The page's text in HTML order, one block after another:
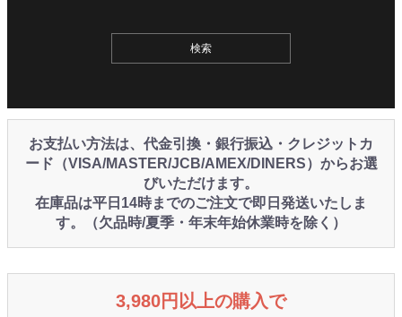
お支払い方法は、代金引換・銀行振込・クレジットカ
ード（VISA/MASTER/JCB/AMEX/DINERS）からお選
びいただけます。
在庫品は平日14時までのご注文で即日発送いたしま
す。（欠品時/夏季・年末年始休業時を除く）
3,980円以上の購入で